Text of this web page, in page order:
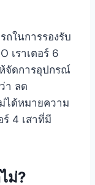
ในการรองรับ
เราเตอร์ 6
จัดการอุปกรณ์
า ลด
ได้หมายความ
4 เสาที่มี
ม่?